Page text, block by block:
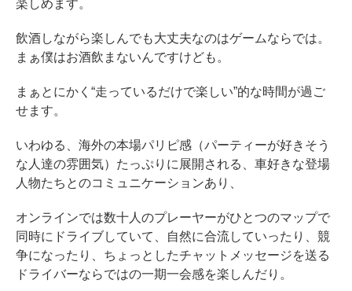
楽しめます。
飲酒しながら楽しんでも大丈夫なのはゲームならでは。
まぁ僕はお酒飲まないんですけども。
まぁとにかく“走っているだけで楽しい”的な時間が過ご
せます。
いわゆる、海外の本場パリピ感（パーティーが好きそう
な人達の雰囲気）たっぷりに展開される、車好きな登場
人物たちとのコミュニケーションあり、
オンラインでは数十人のプレーヤーがひとつのマップで
同時にドライブしていて、自然に合流していったり、競
争になったり、ちょっとしたチャットメッセージを送る
ドライバーならではの一期一会感を楽しんだり。